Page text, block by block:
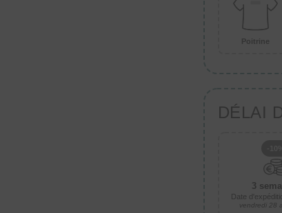
Poitrine
DÉLAI
3
Date
vendredi 28